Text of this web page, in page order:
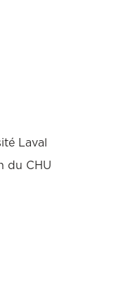
Laval
du CHU